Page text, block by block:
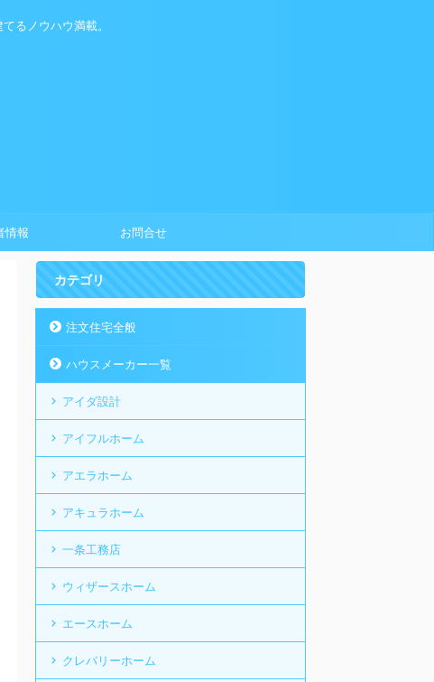
るノウハウ満載。
情報 お問合せ
カテゴリ
注文住宅全般
ハウスメーカー一覧
アイダ設計
アイフルホーム
アエラホーム
アキュラホーム
一条工務店
ウィザースホーム
エースホーム
クレバリーホーム